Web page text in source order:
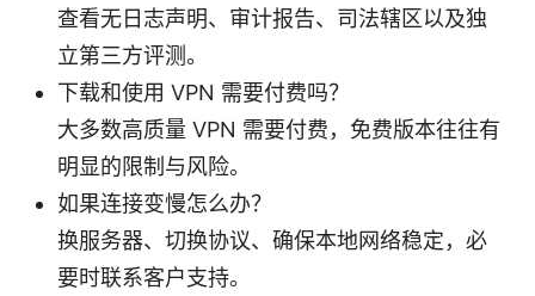
查看无日志声明、审计报告、司法辖区以及独
立第三方评测。
下载和使用 VPN 需要付费吗？
大多数高质量 VPN 需要付费，免费版本往往有
明显的限制与风险。
如果连接变慢怎么办？
换服务器、切换协议、确保本地网络稳定，必
要时联系客户支持。